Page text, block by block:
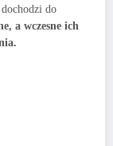
do
a wczesne ich